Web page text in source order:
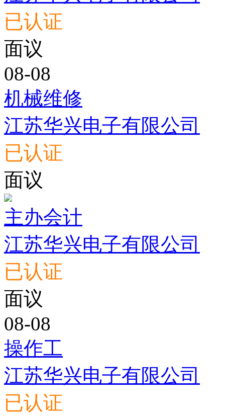
已认证
面议
08-08
机械维修
江苏华兴电子有限公司
已认证
面议
主办会计
江苏华兴电子有限公司
已认证
面议
08-08
操作工
江苏华兴电子有限公司
已认证